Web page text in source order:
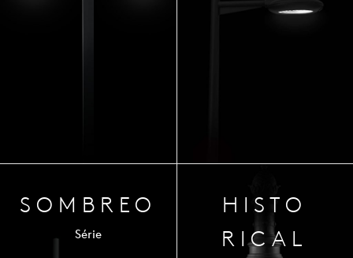
SOM BREO
Série
HISTO
RICAL